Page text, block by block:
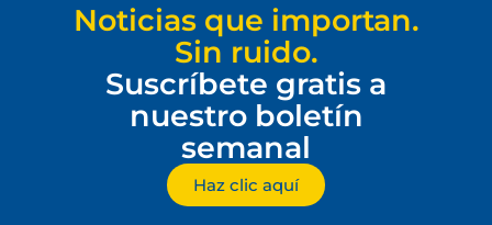
Noticias que importan.
Sin ruido.
Suscríbete gratis a
nuestro boletín
semanal
Haz clic aquí